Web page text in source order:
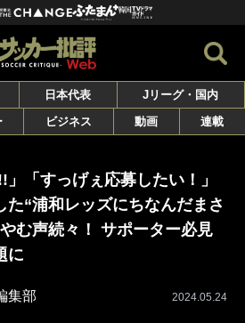
日本代表
Jリーグ・国内
ビジネス 動画 連載
」「すっげぇ応募したい！」
た“浦和レッズにちなんだまさ
む声続々！ サポーター必見
に
集部 2024.05.24